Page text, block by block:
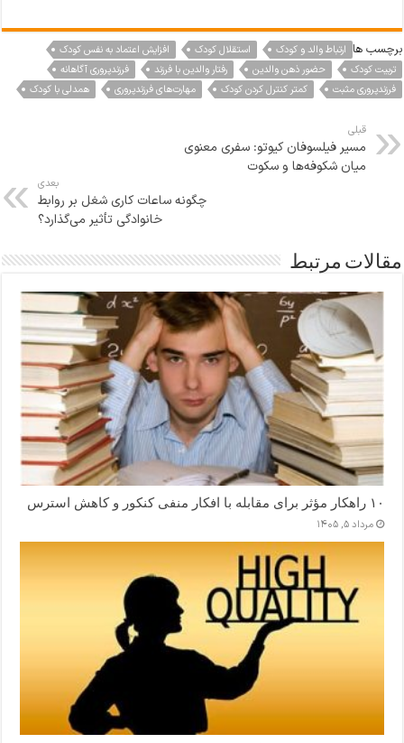
برچسب ها ارتباط والد و کودک استقلال کودک
افزایش اعتماد به نفس کودک
تربیت کودک
حضور ذهن والدین رفتار والدین با فرزند
فرزندپروری آگاهانه
فرزندپروری مثبت
کمتر کنترل کردن کودک مهارت‌های فرزندپروری همدلی با کودک
قبلی
مسیر فیلسوفان کیوتو: سفری معنوی
میان شکوفه‌ها و سکوت
بعدی
چگونه ساعات کاری شغل بر روابط
خانوادگی تأثیر می‌گذارد؟
مقالات مرتبط
۱۰ راهکار مؤثر برای مقابله با افکار منفی کنکور و کاهش استرس
مرداد ۵, ۱۴۰۵